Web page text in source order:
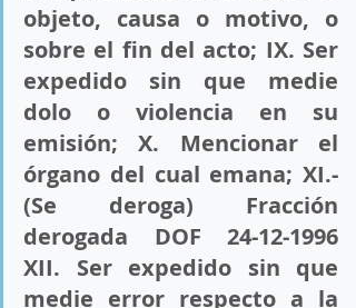
objeto, causa o motivo, o
sobre el fin del acto; IX. Ser
expedido sin que medie
dolo o violencia en su
emisión; X. Mencionar el
órgano del cual emana; XI.-
(Se deroga) Fracción
XII. Ser expedido sin que
medie error respecto a la